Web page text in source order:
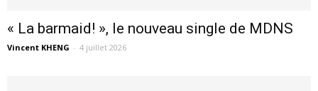
« La barmaid! », le nouveau single de MDNS
Vincent KHENG - 4 juillet 2026